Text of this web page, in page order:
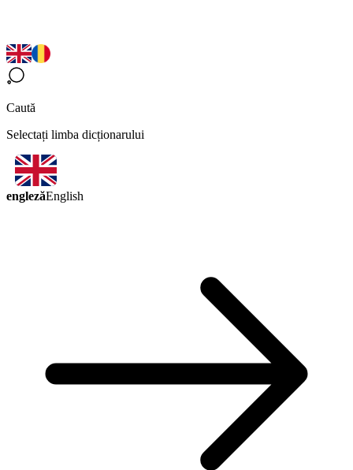
Caută
Selectați limba dicționarului
englezăEnglish